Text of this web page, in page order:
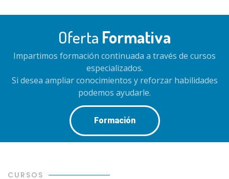
Oferta Formativa
Impartimos formación continuada a través de cursos
especializados.
Si desea ampliar conocimientos y reforzar habilidades
podemos ayudarle.
Formación
CURSOS